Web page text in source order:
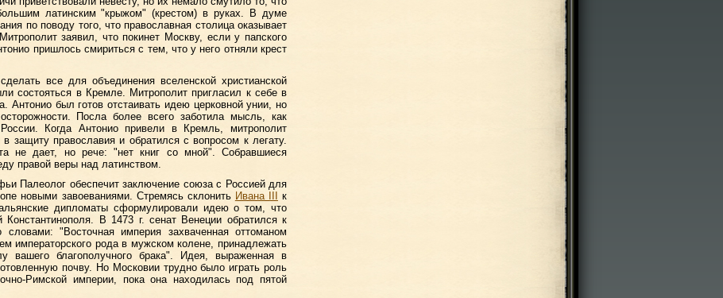
латинским "крыжом" (крестом) в руках. В думе
по поводу того, что православная столица оказывает
заявил, что покинет Москву, если у папского
пришлось смириться с тем, что у него отняли крест
все для объединения вселенской христианской
состояться в Кремле. Митрополит пригласил к себе в
Антонио был готов отстаивать идею церковной унии, но
Посла более всего заботила мысль, как
Когда Антонио привели в Кремль, митрополит
защиту православия и обратился с вопросом к легату.
не дает, но рече: "нет книг со мной". Собравшиеся
правой веры над латинством.
Палеолог обеспечит заключение союза с Россией для
новыми завоеваниями. Стремясь склонить Ивана III
к
дипломаты сформулировали идею о том, что
В 1473 г. сенат Венеции обратился к
"Восточная империя захваченная оттоманом
императорского рода в мужском колене, принадлежать
вашего благополучного брака". Идея, выраженная в
почву. Но Московии трудно было играть роль
Римской империи, пока она находилась под пятой